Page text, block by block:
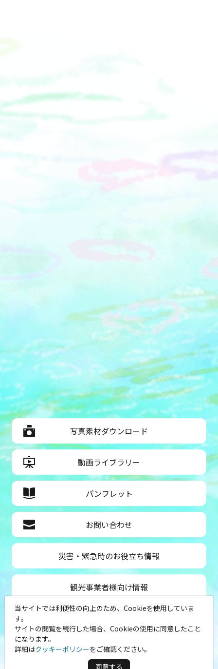
写真素材ダウンロード
動画ライブラリー
パンフレット
お問い合わせ
災害・緊急時のお役立ち情報
観光事業者様向け情報
公益社団法人神奈川県観光協会
〒231-8521
神奈川県横浜市中区山下町１
（シルクセンター内）
当サイトでは利便性の向上のため、Cookieを使用していま
す。
サイトの閲覧を続行した場合、Cookieの使用に同意したこと
になります。
詳細はクッキーポリシーをご確認ください。
同意する